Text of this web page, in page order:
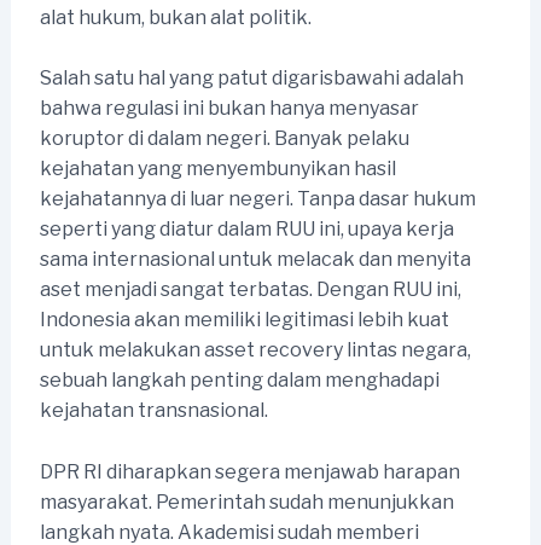
alat hukum, bukan alat politik.
Salah satu hal yang patut digarisbawahi adalah
bahwa regulasi ini bukan hanya menyasar
koruptor di dalam negeri. Banyak pelaku
kejahatan yang menyembunyikan hasil
kejahatannya di luar negeri. Tanpa dasar hukum
seperti yang diatur dalam RUU ini, upaya kerja
sama internasional untuk melacak dan menyita
aset menjadi sangat terbatas. Dengan RUU ini,
Indonesia akan memiliki legitimasi lebih kuat
untuk melakukan asset recovery lintas negara,
sebuah langkah penting dalam menghadapi
kejahatan transnasional.
DPR RI diharapkan segera menjawab harapan
masyarakat. Pemerintah sudah menunjukkan
langkah nyata. Akademisi sudah memberi